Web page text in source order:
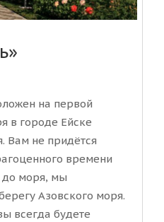
на первой
в городе Ейске
Вам не придётся
времени
до моря, мы
Азовского моря.
всегда будете